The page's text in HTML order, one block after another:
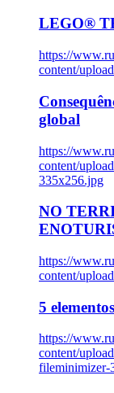
LEGO®
https://
content/
global
https://
content/
335x256.jpg
NO
https://
content/
5
https://
content/
fileminimizer-